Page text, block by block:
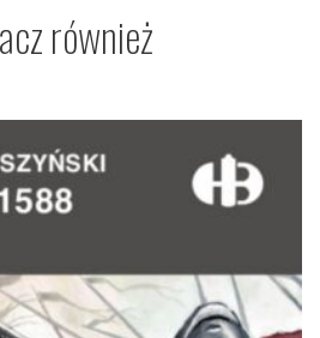
również